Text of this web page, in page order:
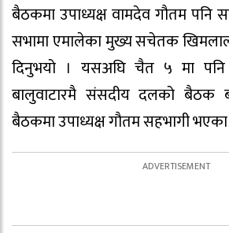
बैठकमा उपाध्यक्ष वामदेव गौतम पनि
सभामा एमालेका मुख्य सचेतक खिमलाल
दिनुभयो । यसअघि चैत ५ मा पनि
बालुवाटारमै संसदीय दलको बैठक
बैठकमा उपाध्यक्ष गौतम सहभागी